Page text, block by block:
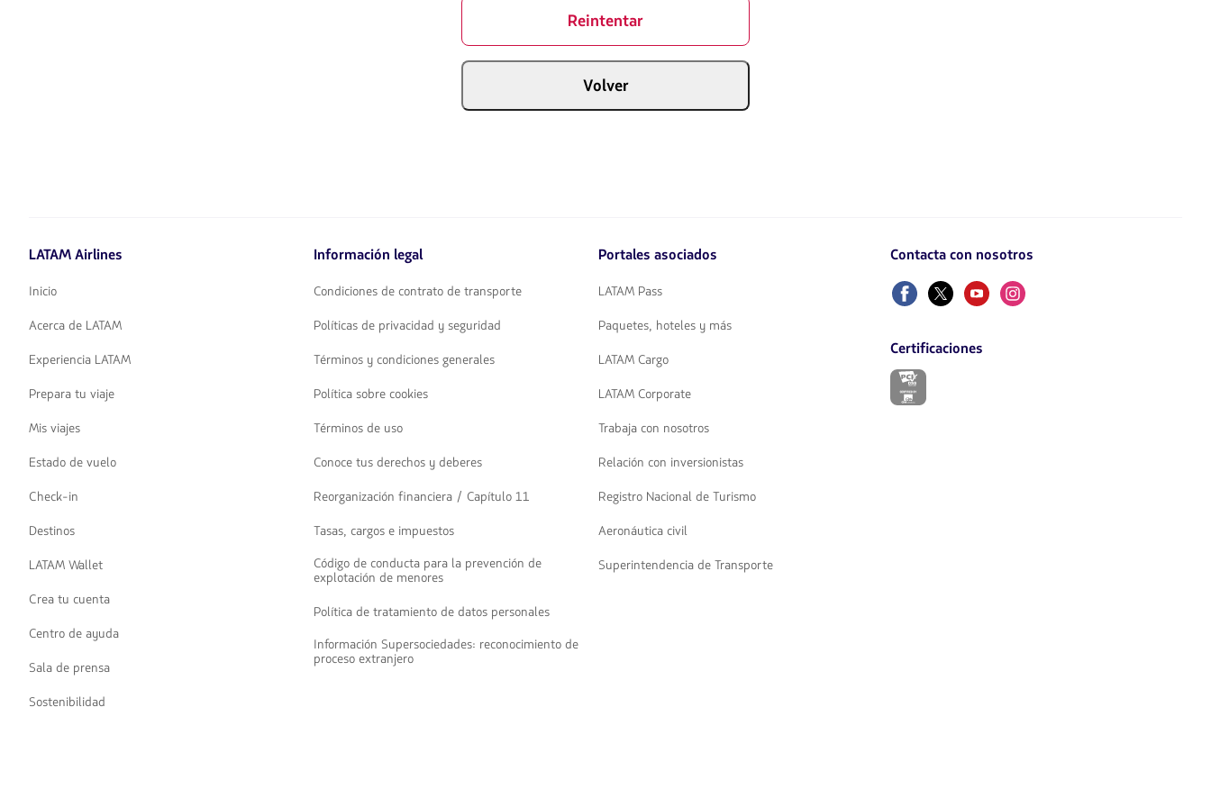
Reintentar
Volver
LATAM Airlines
Inicio
Acerca de LATAM
Experiencia LATAM
Prepara tu viaje
Mis viajes
Estado de vuelo
Check-in
Destinos
LATAM Wallet
Crea tu cuenta
Centro de ayuda
Sala de prensa
Sostenibilidad
Información legal
Condiciones de contrato de transporte
Políticas de privacidad y seguridad
Términos y condiciones generales
Política sobre cookies
Términos de uso
Conoce tus derechos y deberes
Reorganización financiera / Capítulo 11
Tasas, cargos e impuestos
Código de conducta para la prevención de
explotación de menores
Política de tratamiento de datos personales
Información Supersociedades: reconocimiento de
proceso extranjero
Portales asociados
LATAM Pass
Paquetes, hoteles y más
LATAM Cargo
LATAM Corporate
Trabaja con nosotros
Relación con inversionistas
Registro Nacional de Turismo
Aeronáutica civil
Superintendencia de Transporte
Contacta con nosotros
FacebookTwitterYoutubeInstagram
Certificaciones
El